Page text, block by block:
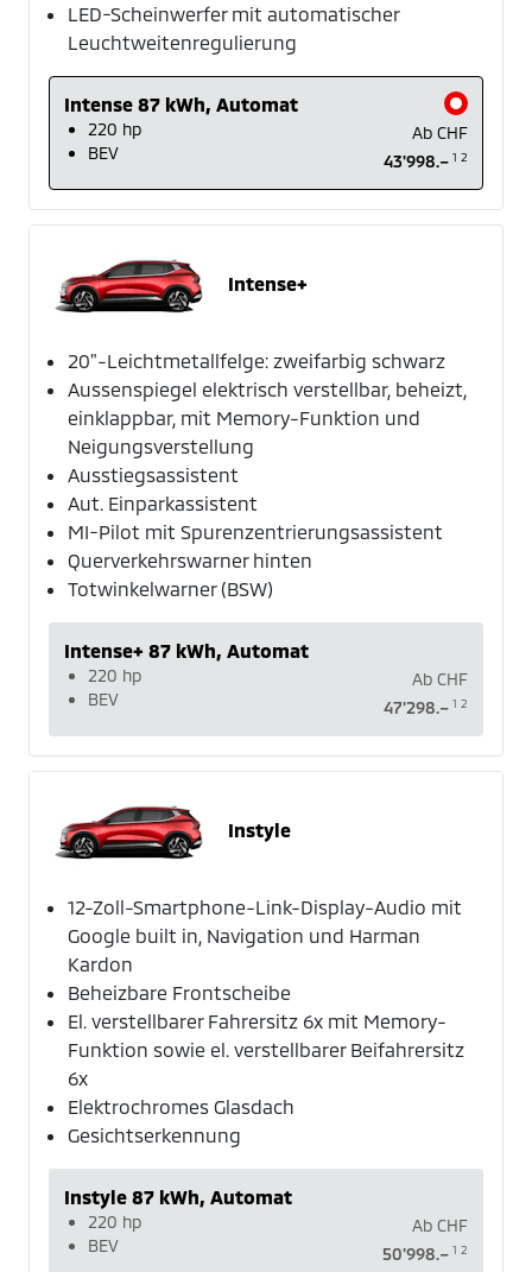
LED-Scheinwerfer mit automatischer
Leuchtweitenregulierung
Intense 87 kWh, Automat
220 hp
BEV
Ab CHF
43'998.– 1 2
Intense+
20"-Leichtmetallfelge: zweifarbig schwarz
Aussenspiegel elektrisch verstellbar, beheizt,
einklappbar, mit Memory-Funktion und
Neigungsverstellung
Ausstiegsassistent
Aut. Einparkassistent
MI-Pilot mit Spurenzentrierungsassistent
Querverkehrswarner hinten
Totwinkelwarner (BSW)
Intense+ 87 kWh, Automat
220 hp
BEV
Ab CHF
47'298.– 1 2
Instyle
12-Zoll-Smartphone-Link-Display-Audio mit
Google built in, Navigation und Harman
Kardon
Beheizbare Frontscheibe
El. verstellbarer Fahrersitz 6x mit Memory-
Funktion sowie el. verstellbarer Beifahrersitz
6x
Elektrochromes Glasdach
Gesichtserkennung
Instyle 87 kWh, Automat
220 hp
BEV
Ab CHF
50'998.– 1 2